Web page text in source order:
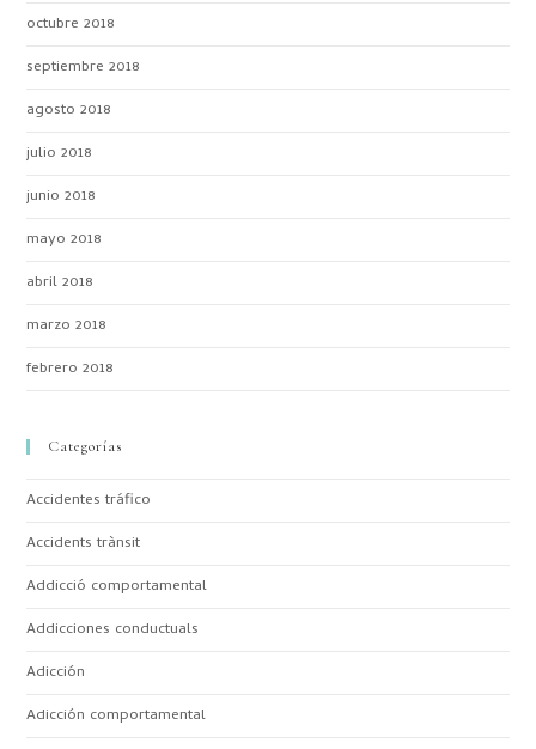
octubre 2018
septiembre 2018
agosto 2018
julio 2018
junio 2018
mayo 2018
abril 2018
marzo 2018
febrero 2018
Categorías
Accidentes tráfico
Accidents trànsit
Addicció comportamental
Addicciones conductuals
Adicción
Adicción comportamental